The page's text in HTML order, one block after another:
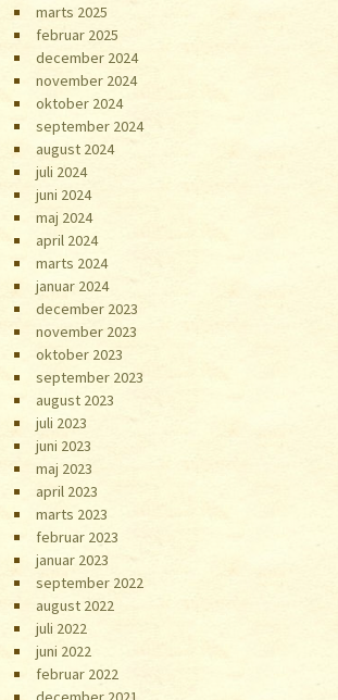
marts 2025
februar 2025
december 2024
november 2024
oktober 2024
september 2024
august 2024
juli 2024
juni 2024
maj 2024
april 2024
marts 2024
januar 2024
december 2023
november 2023
oktober 2023
september 2023
august 2023
juli 2023
juni 2023
maj 2023
april 2023
marts 2023
februar 2023
januar 2023
september 2022
august 2022
juli 2022
juni 2022
februar 2022